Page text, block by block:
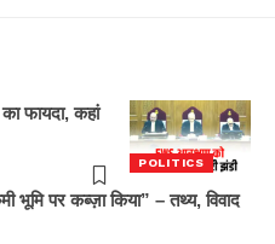
POLITICS
फायदा, कहां
भूमि पर कब्ज़ा किया” – तथ्य, विवाद